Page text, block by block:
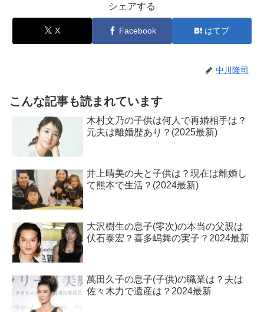
シェアする
X Facebook はてブ
中川隆司
こんな記事も読まれています
木村文乃の子供は何人で再婚相手は？
元夫は離婚歴あり？(2025最新)
井上晴美の夫と子供は？現在は離婚し
て熊本で生活？(2024最新)
大沢樹生の息子(零次)の本当の父親は
伏石泰宏？喜多嶋舞の実子？2024最新
萬田久子の息子(子供)の職業は？夫は
佐々木力で遺産は？2024最新